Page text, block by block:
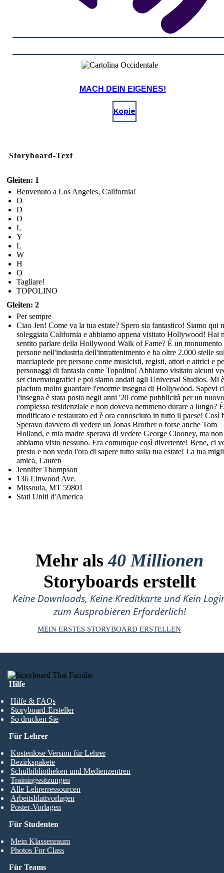
MACH DEIN EIGENES!
Kopie
Storyboard-Text
Gleiten: 1
Benvenuto a Los Angeles, California!
O
D
O
L
Y
L
W
H
O
Tagliare!
TOPOLINO
Gleiten: 2
Per sempre
Ciao Jen! Come va la tua estate? Spero sia fantastico! Siamo qui
soleggiata California e abbiamo appena visitato Hollywood! Hai
sentito parlare della Hollywood Walk of Fame? È un monumento
persone nell'industria dell'intrattenimento e ha oltre 2.000 stelle
marciapiede per persone come musicisti, registi, attori e attrici e
personaggi di fantasia come Topolino! Abbiamo visitato alcuni
set cinematografici e poi siamo andati agli Universal Studios. Mi è
piaciuto molto guardare l'enorme insegna di Hollywood. Sapevi
l'insegna è stata posta negli anni '20 come pubblicità per un nuovo
complesso residenziale e non doveva nemmeno durare a lungo?
modificato e restaurato ed è ora conosciuto in tutto il paese! Così
Speravo davvero di vedere un Jonas Brother o forse anche Tom
Holland, e mia madre sperava di vedere George Clooney, ma non
abbiamo visto nessuno. Era comunque così divertente! Bene, ci
presto e non vedo l'ora di sapere tutto sulla tua estate! La tua
amica, Lauren
Jennifer Thompson
136 Linwood Ave.
Missoula, MT 59801
Stati Uniti d'America
Mehr als40 Millionen
Storyboards erstellt
Keine Downloads, Keine Kreditkarte und Kein
zum Ausprobieren Erforderlich!
MEIN ERSTES STORYBOARD ERSTELLEN
Hilfe
Hilfe & FAQs
Storyboard-Ersteller
So drucken Sie
Für Studenten
Mein Klassenraum
Photos For Class
Für Lehrer
Kostenlose Version für Lehrer
Bezirkspakete
Schulbibliotheken und Medienzentren
Trainingssitzungen
Alle Lehrerressourcen
Arbeitsblattvorlagen
Poster-Vorlagen
Für Teams